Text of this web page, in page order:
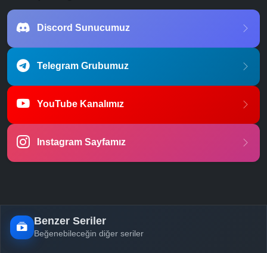
Discord Sunucumuz
Telegram Grubumuz
YouTube Kanalımız
Instagram Sayfamız
Benzer Seriler
Beğenebileceğin diğer seriler